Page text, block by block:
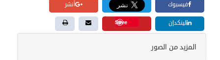
فيسبوك أنشر
لينكدإن Save
المزيد من الصور